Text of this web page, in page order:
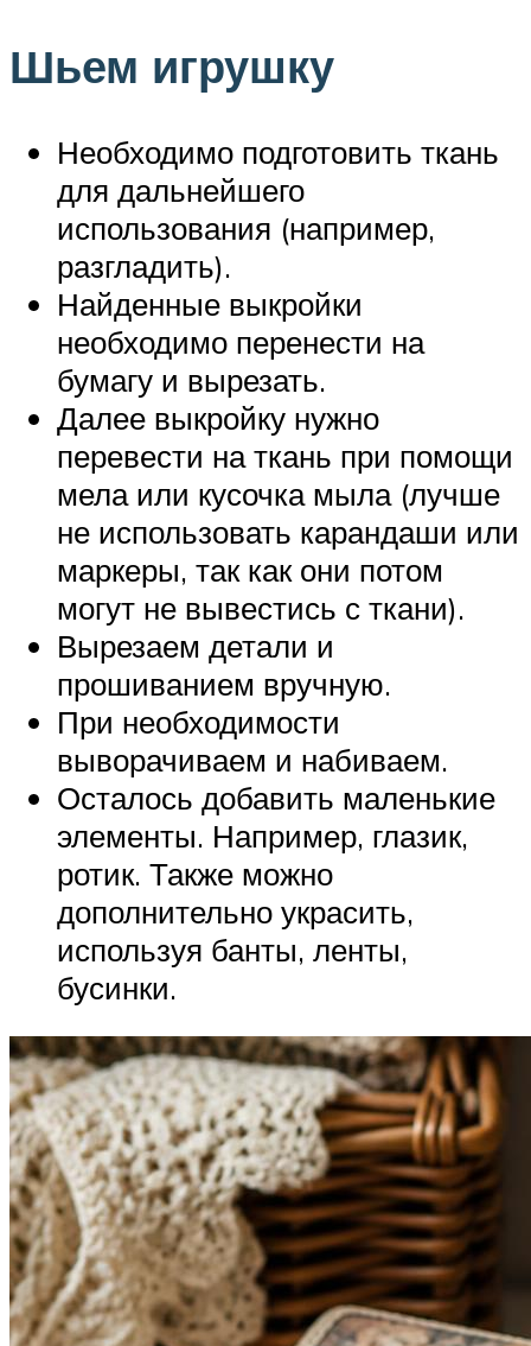
Шьем игрушку
Необходимо подготовить ткань
для дальнейшего
использования (например,
разгладить).
Найденные выкройки
необходимо перенести на
бумагу и вырезать.
Далее выкройку нужно
перевести на ткань при помощи
мела или кусочка мыла (лучше
не использовать карандаши или
маркеры, так как они потом
могут не вывестись с ткани).
Вырезаем детали и
прошиванием вручную.
При необходимости
выворачиваем и набиваем.
Осталось добавить маленькие
элементы. Например, глазик,
ротик. Также можно
дополнительно украсить,
используя банты, ленты,
бусинки.